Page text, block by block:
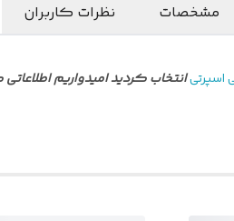
مشخصات نظرات کاربران
انتخاب کردید امیدواریم